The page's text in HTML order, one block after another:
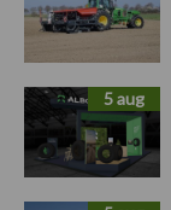
5 aug